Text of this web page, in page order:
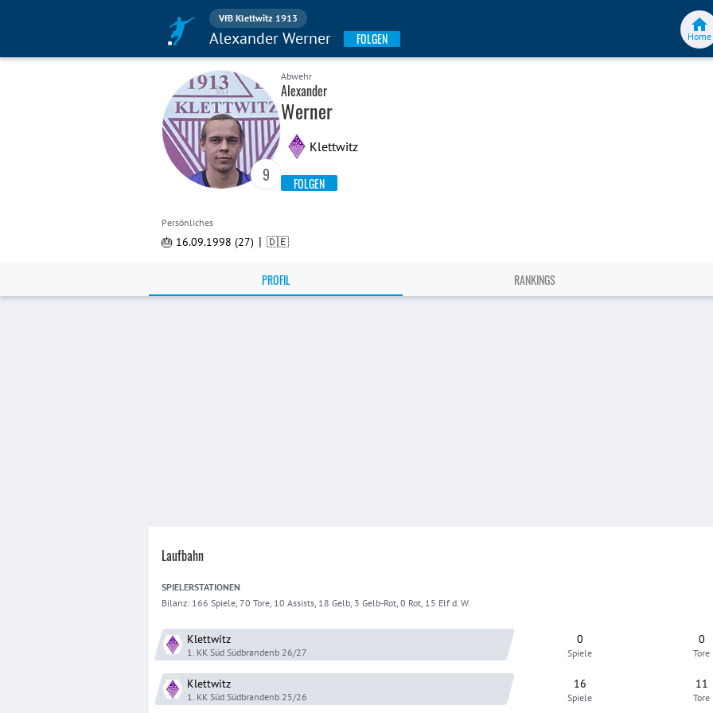
VfB Klettwitz 1913
Alexander Werner FOLGEN Home
9
Abwehr
Alexander
Werner
Klettwitz
FOLGEN
Persönliches
🎂 16.09.1998 (27) | 🇩🇪
PROFIL RANKINGS
Laufbahn
SPIELERSTATIONEN
Bilanz: 166 Spiele, 70 Tore, 10 Assists, 18 Gelb, 3 Gelb-Rot, 0 Rot, 15 Elf d. W.
Klettwitz
1. KK Süd Südbrandenb 26/27
0
Spiele
0
Tore
Klettwitz
1. KK Süd Südbrandenb 25/26
16
Spiele
11
Tore